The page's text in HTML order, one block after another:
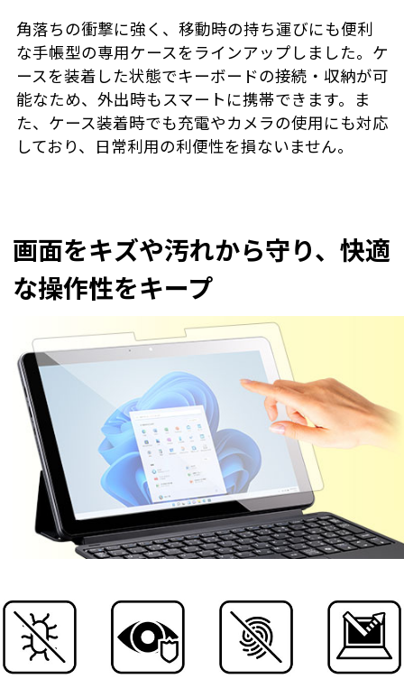
角落ちの衝撃に強く、移動時の持ち運びにも便利
な手帳型の専用ケースをラインアップしました。ケ
ースを装着した状態でキーボードの接続・収納が可
能なため、外出時もスマートに携帯できます。ま
た、ケース装着時でも充電やカメラの使用にも対応
しており、日常利用の利便性を損ないません。
画面をキズや汚れから守り、快適
な操作性をキープ